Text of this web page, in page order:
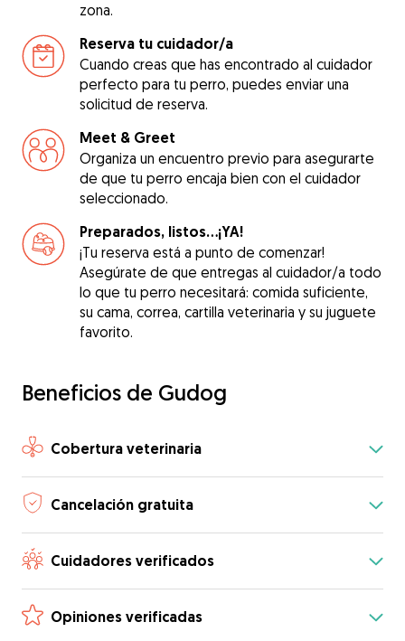
zona.
Reserva tu cuidador/a
Cuando creas que has encontrado al cuidador
perfecto para tu perro, puedes enviar una
solicitud de reserva.
Meet & Greet
Organiza un encuentro previo para asegurarte
de que tu perro encaja bien con el cuidador
seleccionado.
Preparados, listos...¡YA!
¡Tu reserva está a punto de comenzar!
Asegúrate de que entregas al cuidador/a todo
lo que tu perro necesitará: comida suficiente,
su cama, correa, cartilla veterinaria y su juguete
favorito.
Beneficios de Gudog
Cobertura veterinaria
Cancelación gratuita
Cuidadores verificados
Opiniones verificadas